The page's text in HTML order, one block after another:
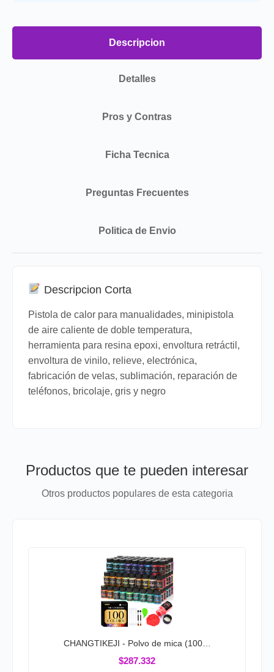
Descripcion
Detalles
Pros y Contras
Ficha Tecnica
Preguntas Frecuentes
Politica de Envio
Descripcion Corta
Pistola de calor para manualidades, minipistola
de aire caliente de doble temperatura,
herramienta para resina epoxi, envoltura retráctil,
envoltura de vinilo, relieve, electrónica,
fabricación de velas, sublimación, reparación de
teléfonos, bricolaje, gris y negro
Productos que te pueden interesar
Otros productos populares de esta categoria
CHANGTIKEJI - Polvo de mica (100…
$287.332